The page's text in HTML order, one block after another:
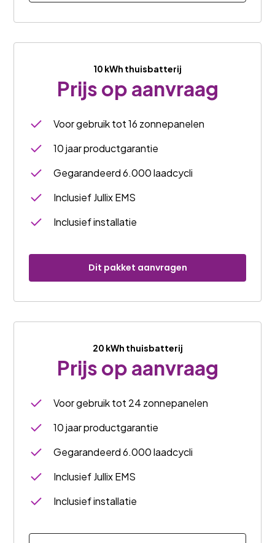
10 kWh thuisbatterij
Prijs op aanvraag
Voor gebruik tot 16 zonnepanelen
10 jaar productgarantie
Gegarandeerd 6.000 laadcycli
Inclusief Jullix EMS
Inclusief installatie
Dit pakket aanvragen
20 kWh thuisbatterij
Prijs op aanvraag
Voor gebruik tot 24 zonnepanelen
10 jaar productgarantie
Gegarandeerd 6.000 laadcycli
Inclusief Jullix EMS
Inclusief installatie